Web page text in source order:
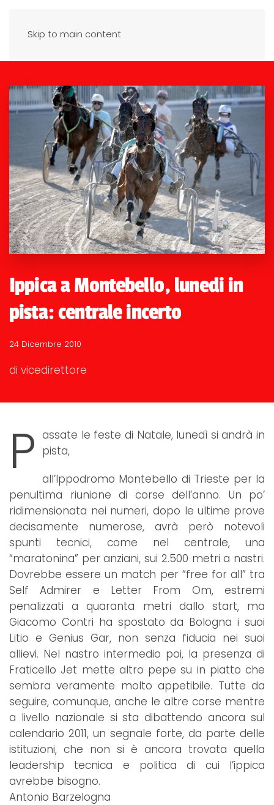
Skip to main content
Ippica a Montebello, lunedi in
pista: centrale incerto
24 Dicembre 2010
di vicedirettore
P assate le feste di Natale, lunedì si andrà in
pista,
all’Ippodromo Montebello di Trieste per la
penultima riunione di corse dell’anno. Un po’
ridimensionata nei numeri, dopo le ultime prove
decisamente numerose, avrà però notevoli
spunti tecnici, come nel centrale, una
“maratonina” per anziani, sui 2.500 metri a nastri.
Dovrebbe essere un match per “free for all” tra
Self Admirer e Letter From Om, estremi
penalizzati a quaranta metri dallo start, ma
Giacomo Contri ha spostato da Bologna i suoi
Litio e Genius Gar, non senza fiducia nei suoi
allievi. Nel nastro intermedio poi, la presenza di
Fraticello Jet mette altro pepe su in piatto che
sembra veramente molto appetibile. Tutte da
seguire, comunque, anche le altre corse mentre
a livello nazionale si sta dibattendo ancora sul
calendario 2011, un segnale forte, da parte delle
istituzioni, che non si è ancora trovata quella
leadership tecnica e politica di cui l’ippica
avrebbe bisogno.
Antonio Barzelogna